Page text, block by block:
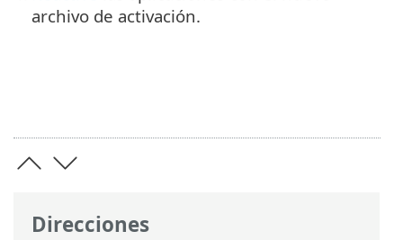
Direcciones
archivo de activación.